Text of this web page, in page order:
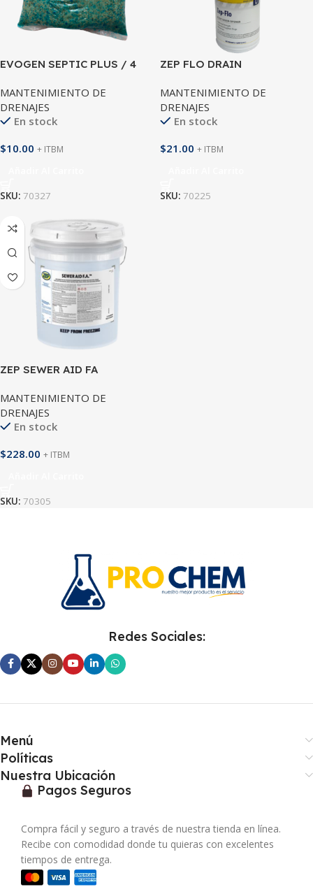
EVOGEN SEPTIC PLUS / 4
MANTENIMIENTO DE
DRENAJES
En stock
$10.00 + ITBM
SKU: 70327
ZEP FLO DRAIN
MANTENIMIENTO DE
DRENAJES
En stock
$21.00 + ITBM
SKU: 70225
ZEP SEWER AID FA
MANTENIMIENTO DE
DRENAJES
En stock
$228.00 + ITBM
SKU: 70305
Redes Sociales:
Menú
Políticas
Nuestra Ubicación
Pagos Seguros
Compra fácil y seguro a través de nuestra tienda en línea.
Recibe con comodidad donde tu quieras con excelentes
tiempos de entrega.